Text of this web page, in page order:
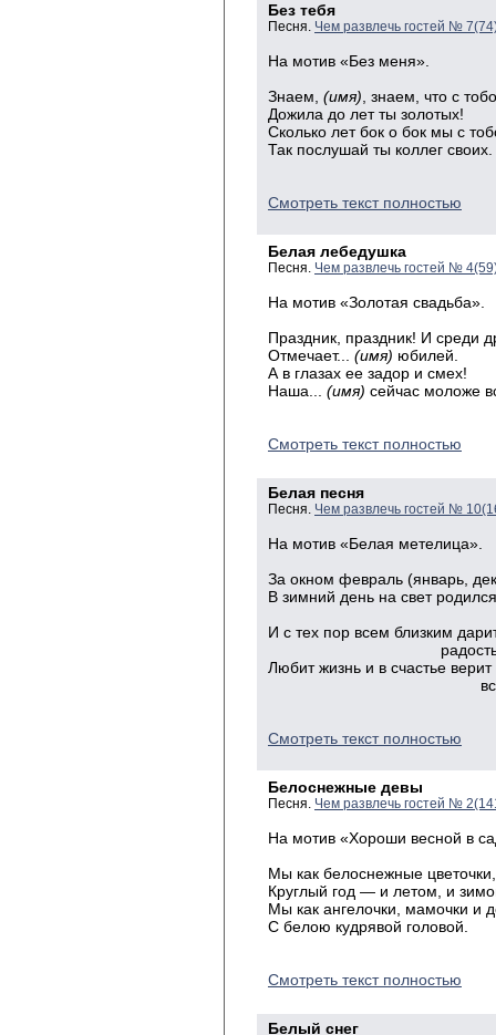
Без тебя
Песня. Чем развлечь гостей №
На мотив «Без меня».
Знаем, (имя) , знаем, что с
Дожила до лет ты золотых!
Сколько лет бок о бок мы с
Так послушай ты коллег своих.
Смотреть текст полностью
Белая лебедушка
Песня. Чем развлечь гостей №
На мотив «Золотая свадьба».
Праздник, праздник! И среди
Отмечает... (имя) юбилей.
А в глазах ее задор и смех!
Наша... (имя) сейчас моложе
Смотреть текст полностью
Белая песня
Песня. Чем развлечь гостей №
На мотив «Белая метелица».
За окном февраль (январь,
В зимний день на свет
И с тех пор всем близким
радость и
Любит жизнь и в счастье
всем
Смотреть текст полностью
Белоснежные девы
Песня. Чем развлечь гостей №
На мотив «Хороши весной в
Мы как белоснежные цветочки,
Круглый год — и летом, и
Мы как ангелочки, мамочки и
С белою кудрявой головой.
Смотреть текст полностью
Белый снег